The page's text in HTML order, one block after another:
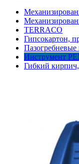
TERRACO
Гипсокартон,
Инструмент
Гибкий